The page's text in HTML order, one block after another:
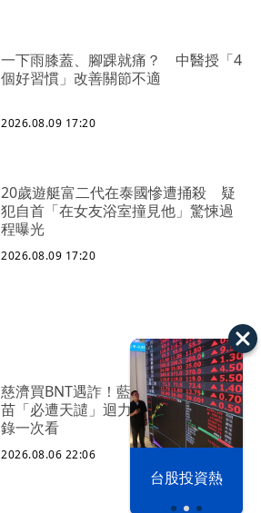
台股投資熱
一下雨膝蓋、腳踝就痛？ 中醫授「4
個好習慣」改善關節不適
2026.08.09 17:20
20歲遊艇富二代在泰國慘遭捅殺 疑
犯自首「在女友浴室撞見他」驚悚過
程曝光
2026.08.09 17:20
慈濟買BNT遇詐！藍白昔嗆政府擋疫
苗「必遭天譴」迴力鏢來了 荒謬語
錄一次看
2026.08.06 22:06